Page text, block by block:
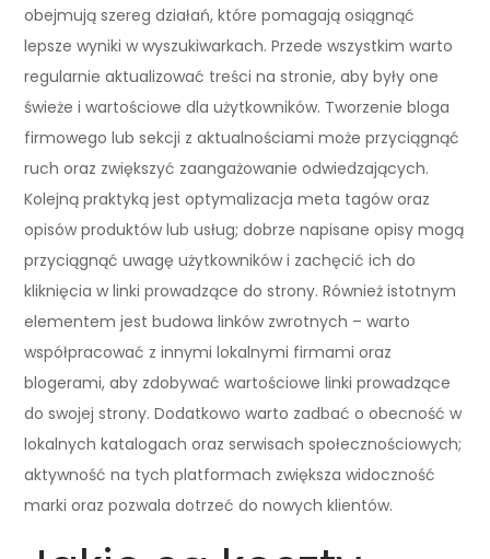
obejmują szereg działań, które pomagają osiągnąć
lepsze wyniki w wyszukiwarkach. Przede wszystkim warto
regularnie aktualizować treści na stronie, aby były one
świeże i wartościowe dla użytkowników. Tworzenie bloga
firmowego lub sekcji z aktualnościami może przyciągnąć
ruch oraz zwiększyć zaangażowanie odwiedzających.
Kolejną praktyką jest optymalizacja meta tagów oraz
opisów produktów lub usług; dobrze napisane opisy mogą
przyciągnąć uwagę użytkowników i zachęcić ich do
kliknięcia w linki prowadzące do strony. Również istotnym
elementem jest budowa linków zwrotnych – warto
współpracować z innymi lokalnymi firmami oraz
blogerami, aby zdobywać wartościowe linki prowadzące
do swojej strony. Dodatkowo warto zadbać o obecność w
lokalnych katalogach oraz serwisach społecznościowych;
aktywność na tych platformach zwiększa widoczność
marki oraz pozwala dotrzeć do nowych klientów.